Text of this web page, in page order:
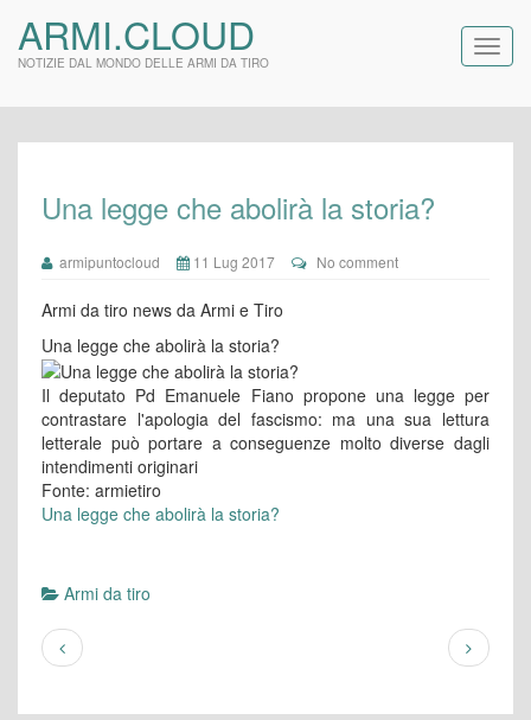
ARMI.CLOUD
NOTIZIE DAL MONDO DELLE ARMI DA TIRO
Una legge che abolirà la storia?
armipuntocloud 11 Lug 2017 No comment
Armi da tiro news da Armi e Tiro
Una legge che abolirà la storia?
Il deputato Pd Emanuele Fiano propone una legge per
contrastare l'apologia del fascismo: ma una sua lettura
letterale può portare a conseguenze molto diverse dagli
intendimenti originari
Fonte: armietiro
Una legge che abolirà la storia?
Armi da tiro